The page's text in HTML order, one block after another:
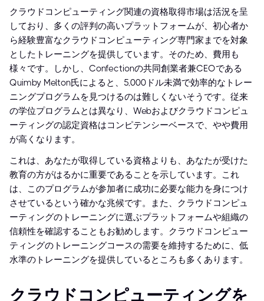
クラウドコンピューティング関連の資格取得市場は活況を呈
しており、多くの評判の高いプラットフォームが、初心者か
ら経験豊富なクラウドコンピューティング専門家までを対象
としたトレーニングを提供しています。そのため、費用も
様々です。しかし、Confectionの共同創業者兼CEOである
Quimby Melton氏によると、5,000ドル未満で効率的なトレー
ニングプログラムを見つけるのは難しくないそうです。従来
の学位プログラムとは異なり、Webおよびクラウドコンピュ
ーティングの認定資格はコンピテンシーベースで、やや費用
が高くなります。
これは、あなたが取得している資格よりも、あなたが受けた
教育の方がはるかに重要であることを示しています。これ
は、このプログラムが参加者に成功に必要な能力を身につけ
させているという確かな兆候です。また、クラウドコンピュ
ーティングのトレーニングに選ぶプラットフォームや組織の
信頼性を確認することもお勧めします。クラウドコンピュー
ティングのトレーニングコースの需要を維持するために、低
水準のトレーニングを提供しているところも多くあります。
クラウドコンピューティングを